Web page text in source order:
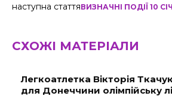
наступна статтяВИЗНАЧНІ ПОДІЇ 10
СХОЖІ МАТЕРІАЛИ
Легкоатлетка Вікторія
для Донеччини олімпійську